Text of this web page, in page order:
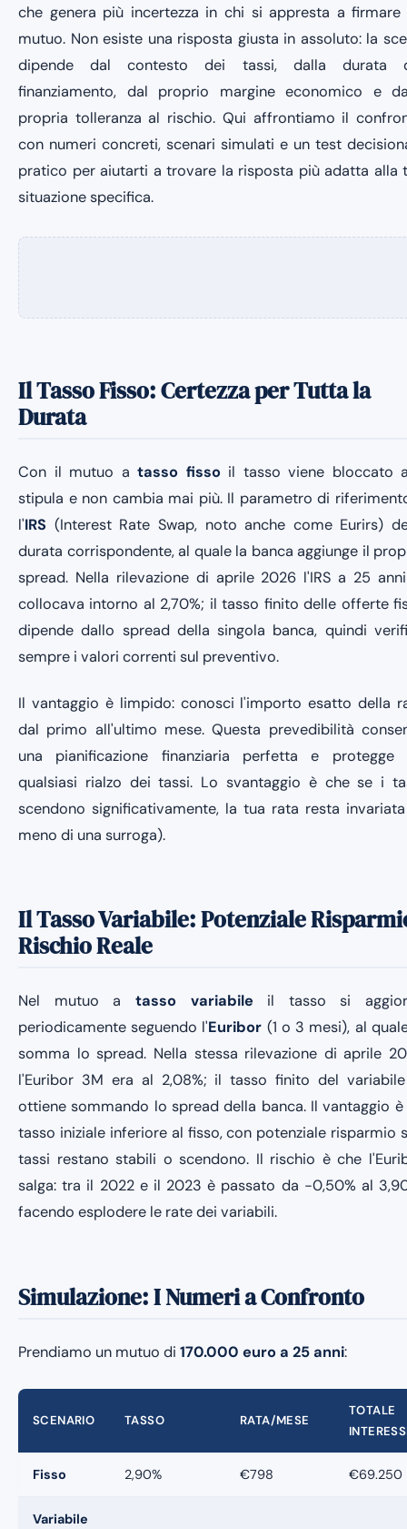
che genera più incertezza in chi si appresta a firmare
mutuo. Non esiste una risposta giusta in assoluto: la
dipende dal contesto dei tassi, dalla durata
finanziamento, dal proprio margine economico e
propria tolleranza al rischio. Qui affrontiamo il
con numeri concreti, scenari simulati e un test
pratico per aiutarti a trovare la risposta più adatta alla
situazione specifica.
Il Tasso Fisso: Certezza per Tutta la
Durata
Con il mutuo a tasso fisso il tasso viene bloccato
stipula e non cambia mai più. Il parametro di
l'IRS (Interest Rate Swap, noto anche come Eurirs)
durata corrispondente, al quale la banca aggiunge il
spread. Nella rilevazione di aprile 2026 l'IRS a 25
collocava intorno al 2,70%; il tasso finito delle offerte
dipende dallo spread della singola banca, quindi
sempre i valori correnti sul preventivo.
Il vantaggio è limpido: conosci l'importo esatto della
dal primo all'ultimo mese. Questa prevedibilità
una pianificazione finanziaria perfetta e protegge
qualsiasi rialzo dei tassi. Lo svantaggio è che se i
scendono significativamente, la tua rata resta
meno di una surroga).
Il Tasso Variabile: Potenziale
Rischio Reale
Nel mutuo a tasso variabile il tasso si
periodicamente seguendo l'Euribor (1 o 3 mesi), al
somma lo spread. Nella stessa rilevazione di aprile
l'Euribor 3M era al 2,08%; il tasso finito del
ottiene sommando lo spread della banca. Il vantaggio è
tasso iniziale inferiore al fisso, con potenziale risparmio
tassi restano stabili o scendono. Il rischio è che
salga: tra il 2022 e il 2023 è passato da −0,50% al
facendo esplodere le rate dei variabili.
Simulazione: I Numeri a Confronto
Prendiamo un mutuo di 170.000 euro a 25 anni:
SCENARIO TASSO RATA/MESE
TOTALE
Fisso 2,90% €798 €69.250
Variabile